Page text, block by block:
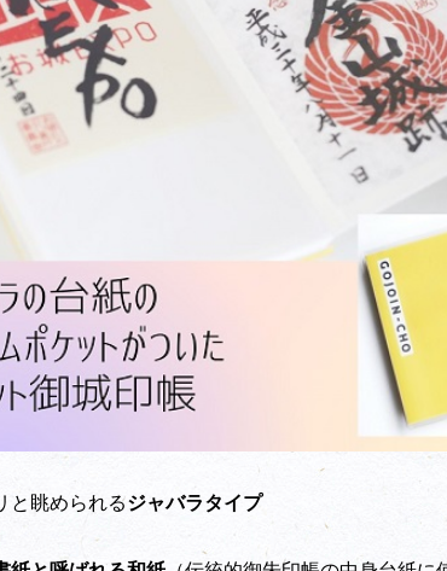
眺められるジャバラタイプ